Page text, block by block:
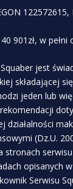
122572615,
901zł, w pełni
jest
składającej
jeden lub
działalności
(Dz.U.
stronach
opisanych
Serwisu